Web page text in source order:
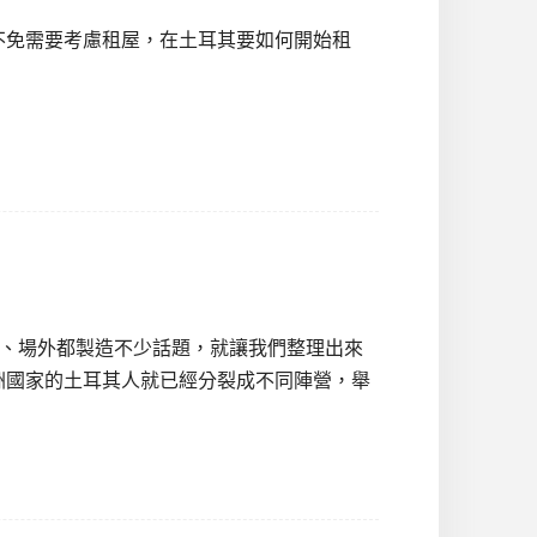
需要考慮租屋，在土耳其要如何開始租
場外都製造不少話題，就讓我們整理出來
家的土耳其人就已經分裂成不同陣營，舉